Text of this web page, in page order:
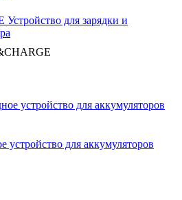
для зарядки и
для аккумуляторов